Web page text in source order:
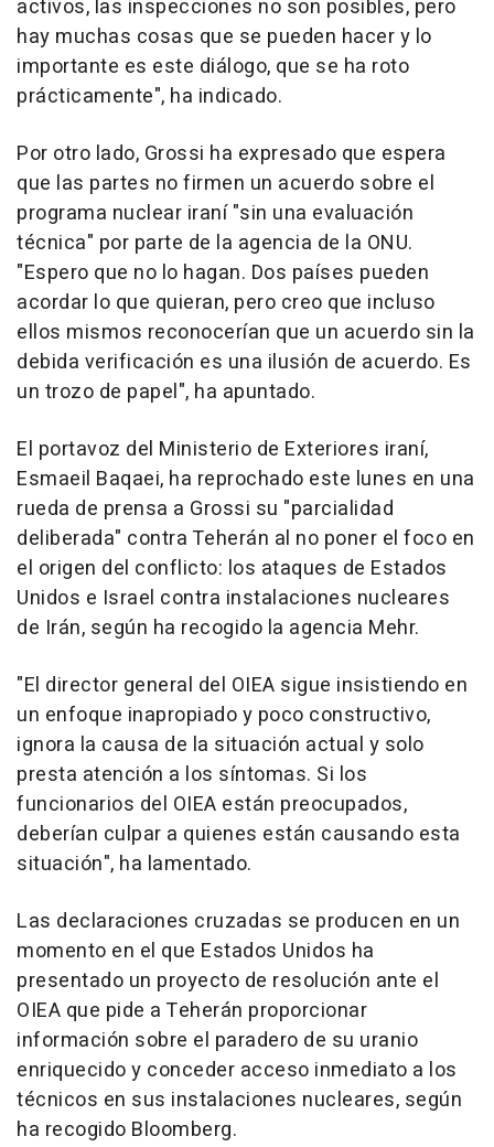
activos, las inspecciones no son posibles, pero
hay muchas cosas que se pueden hacer y lo
importante es este diálogo, que se ha roto
prácticamente", ha indicado.
Por otro lado, Grossi ha expresado que espera
que las partes no firmen un acuerdo sobre el
programa nuclear iraní "sin una evaluación
técnica" por parte de la agencia de la ONU.
"Espero que no lo hagan. Dos países pueden
acordar lo que quieran, pero creo que incluso
ellos mismos reconocerían que un acuerdo sin la
debida verificación es una ilusión de acuerdo. Es
un trozo de papel", ha apuntado.
El portavoz del Ministerio de Exteriores iraní,
Esmaeil Baqaei, ha reprochado este lunes en una
rueda de prensa a Grossi su "parcialidad
deliberada" contra Teherán al no poner el foco en
el origen del conflicto: los ataques de Estados
Unidos e Israel contra instalaciones nucleares
de Irán, según ha recogido la agencia Mehr.
"El director general del OIEA sigue insistiendo en
un enfoque inapropiado y poco constructivo,
ignora la causa de la situación actual y solo
presta atención a los síntomas. Si los
funcionarios del OIEA están preocupados,
deberían culpar a quienes están causando esta
situación", ha lamentado.
Las declaraciones cruzadas se producen en un
momento en el que Estados Unidos ha
presentado un proyecto de resolución ante el
OIEA que pide a Teherán proporcionar
información sobre el paradero de su uranio
enriquecido y conceder acceso inmediato a los
técnicos en sus instalaciones nucleares, según
ha recogido Bloomberg.